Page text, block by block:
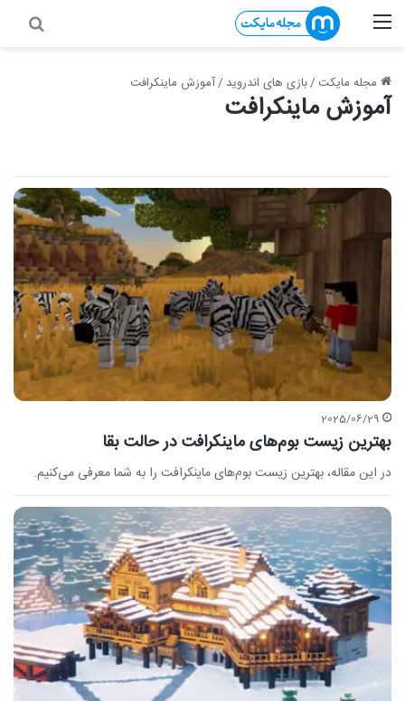
منو
مجله مایکت /بازی های اندروید /آموزش ماینکرافت
آموزش ماینکرافت
2025/06/29
بهترین زیست بوم‌های ماینکرافت در حالت بقا
در این مقاله، بهترین زیست بوم‌های ماینکرافت را به شما معرفی می‌کنیم.